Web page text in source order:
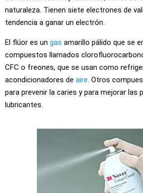
naturaleza. Tienen siete electrones de
tendencia a ganar un electrón.
El flúor es un gas amarillo pálido que se
compuestos llamados
CFC o freones, que se usan como
acondicionadores de aire. Otros
para prevenir la caries y para mejorar las
lubricantes.